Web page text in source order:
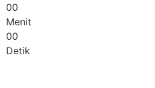
00
Menit
00
Detik